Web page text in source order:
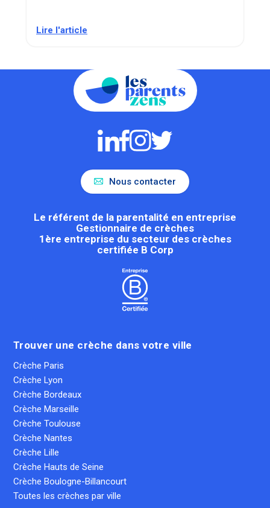
Lire l'article
Nous contacter
Le référent de la parentalité en entreprise
Gestionnaire de crèches
1ère entreprise du secteur des crèches
certifiée B Corp
Trouver une crèche dans votre ville
Crèche Paris
Crèche Lyon
Crèche Bordeaux
Crèche Marseille
Crèche Toulouse
Crèche Nantes
Crèche Lille
Crèche Hauts de Seine
Crèche Boulogne-Billancourt
Toutes les crèches par ville